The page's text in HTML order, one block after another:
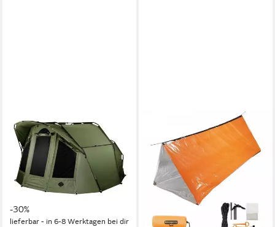
DELPHIN.SK
Angelzelt Bivvy Zelt von
Delphin mit Klima Kontrolle -
Angeln - Camping - Reisen, (1
tlg)
490,00 € UVP699,00 €
-30%
lieferbar - in 6-8 Werktagen bei dir
Firstzelt Notfall-Zelt, orange,
einseitig alubeschichtet, (Set,
mit Transporttasche), einseitig
alubeschichtet
ab 24,50 €
lieferbar - in 2-3 Werktagen bei dir